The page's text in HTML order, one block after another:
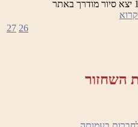
בשעות 18:00 וב19:30 יצא סיור מודרך באתר
26
27
השחזור